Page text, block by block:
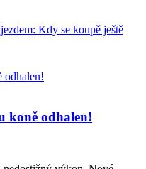
Kdy se koupě ještě
koně odhalen!